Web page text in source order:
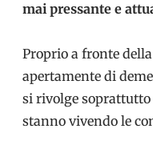
mai pressante e
Proprio a fronte
apertamente di
si rivolge soprattutto
stanno vivendo le